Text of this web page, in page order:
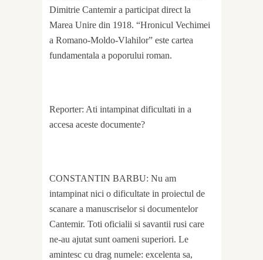
Dimitrie Cantemir a participat direct la
Marea Unire din 1918. “Hronicul Vechimei
a Romano-Moldo-Vlahilor” este cartea
fundamentala a poporului roman.
Reporter: Ati intampinat dificultati in a
accesa aceste documente?
CONSTANTIN BARBU: Nu am
intampinat nici o dificultate in proiectul de
scanare a manuscriselor si documentelor
Cantemir. Toti oficialii si savantii rusi care
ne-au ajutat sunt oameni superiori. Le
amintesc cu drag numele: excelenta sa,